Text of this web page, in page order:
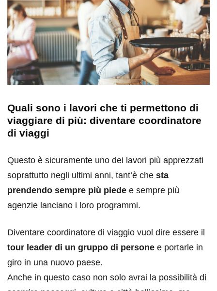
Quali sono i lavori che ti permettono di
viaggiare di più: diventare coordinatore
di viaggi
Questo è sicuramente uno dei lavori più apprezzati
soprattutto negli ultimi anni, tant’è che sta
prendendo sempre più piede e sempre più
agenzie lanciano i loro programmi.
Diventare coordinatore di viaggio vuol dire essere il
tour leader di un gruppo di persone e portarle in
giro in una nuovo paese.
Anche in questo caso non solo avrai la possibilità di